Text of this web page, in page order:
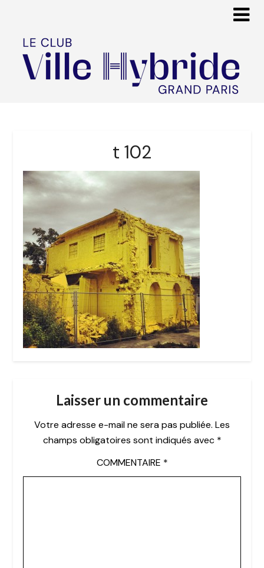
t 102
Laisser un commentaire
Votre adresse e-mail ne sera pas publiée. Les
champs obligatoires sont indiqués avec *
COMMENTAIRE *